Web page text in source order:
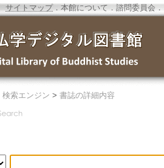
サイトマップ．本館について ． 諮問委員会 ．
検索エンジン > 書誌の詳細内容